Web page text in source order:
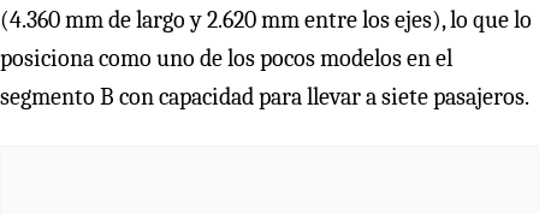
(4.360 mm de largo y 2.620 mm entre los ejes), lo que lo
posiciona como uno de los pocos modelos en el
segmento B con capacidad para llevar a siete pasajeros.